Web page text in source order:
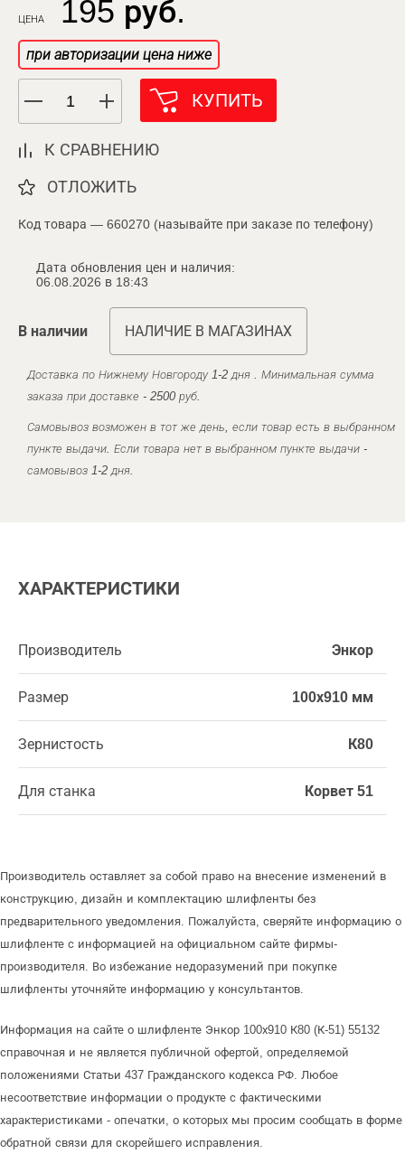
ЦЕНА 195 руб.
при авторизации цена ниже
КУПИТЬ
К СРАВНЕНИЮ
ОТЛОЖИТЬ
Код товара — 660270 (называйте при заказе по телефону)
Дата обновления цен и наличия:
06.08.2026 в 18:43
В наличии НАЛИЧИЕ В МАГАЗИНАХ
Доставка по Нижнему Новгороду 1-2 дня . Минимальная сумма
заказа при доставке - 2500 руб.
Самовывоз возможен в тот же день, если товар есть в выбранном
пункте выдачи. Если товара нет в выбранном пункте выдачи -
самовывоз 1-2 дня.
ХАРАКТЕРИСТИКИ
Производитель Энкор
Размер 100х910 мм
Зернистость К80
Для станка Корвет 51
Производитель оставляет за собой право на внесение изменений в
конструкцию, дизайн и комплектацию шлифленты без
предварительного уведомления. Пожалуйста, сверяйте информацию о
шлифленте с информацией на официальном сайте фирмы-
производителя. Во избежание недоразумений при покупке
шлифленты уточняйте информацию у консультантов.
Информация на сайте о шлифленте Энкор 100х910 К80 (К-51) 55132
справочная и не является публичной офертой, определяемой
положениями Статьи 437 Гражданского кодекса РФ. Любое
несоответствие информации о продукте с фактическими
характеристиками - опечатки, о которых мы просим сообщать в форме
обратной связи для скорейшего исправления.